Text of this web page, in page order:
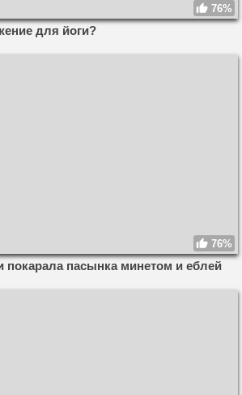
76%
для йоги?
76%
пасынка минетом и еблей